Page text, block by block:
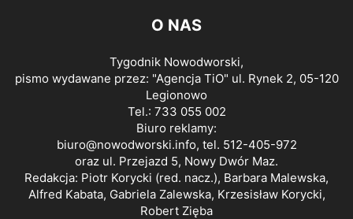
O NAS
Tygodnik Nowodworski,
pismo wydawane przez: "Agencja TiO" ul. Rynek 2, 05-120
Legionowo
Tel.: 733 055 002
Biuro reklamy:
biuro@nowodworski.info, tel. 512-405-972
oraz ul. Przejazd 5, Nowy Dwór Maz.
Redakcja: Piotr Korycki (red. nacz.), Barbara Malewska,
Alfred Kabata, Gabriela Zalewska, Krzesisław Korycki,
Robert Zięba